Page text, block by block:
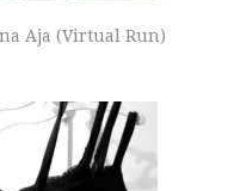
Aja (Virtual Run)